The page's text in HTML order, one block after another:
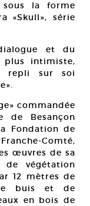
la forme
«Skull», série
et du
plus intimiste,
repli sur soi
commandée
de Besançon
Fondation de
Comté,
œuvres de sa
de végétation
12 mètres de
buis et de
en bois de